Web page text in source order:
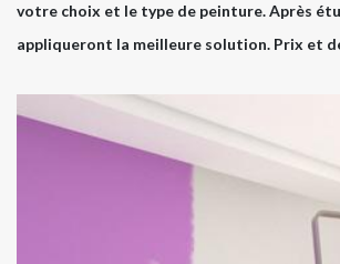
votre choix et le type de peinture. Après
appliqueront la meilleure solution. Prix et